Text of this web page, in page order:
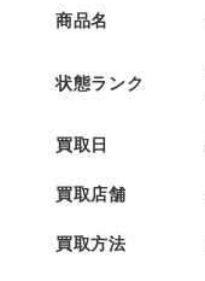
商品名
状態ランク
買取日
買取店舗
買取方法